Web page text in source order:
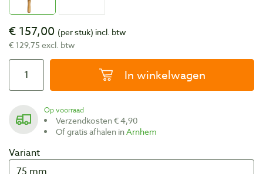
€ 157,00 (per stuk) incl. btw
€ 129,75 excl. btw
In winkelwagen
Op voorraad
Verzendkosten € 4,90
Of gratis afhalen inArnhem
Variant